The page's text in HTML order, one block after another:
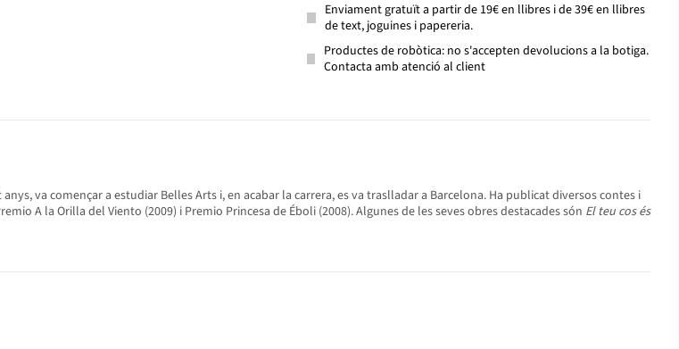
Enviament gratuït a partir de 19€ en llibres i de 39€ en llibres
de text, joguines i papereria.
Productes de robòtica: no s'accepten devolucions a la botiga.
Contacta amb atenció al client
va començar a estudiar Belles Arts i, en acabar la carrera, es va traslladar a Barcelona. Ha publicat diversos contes i
A la Orilla del Viento (2009) i Premio Princesa de Éboli (2008). Algunes de les seves obres destacades són El teu cos és